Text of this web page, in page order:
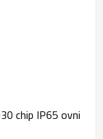
chip IP65 ovni